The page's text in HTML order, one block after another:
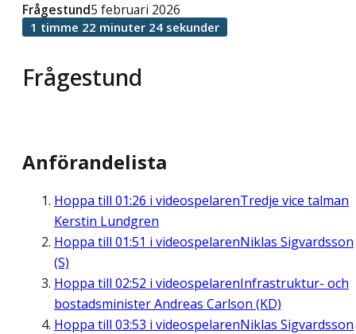
Frågestund
Frågestund5 februari 2026
1 timme 22 minuter 24 sekunder
Anförandelista
Hoppa till 01:26 i videospelarenTredje vice talman
Kerstin Lundgren
Hoppa till 01:51 i videospelarenNiklas Sigvardsson
(S)
Hoppa till 02:52 i videospelarenInfrastruktur- och
bostadsminister Andreas Carlson (KD)
Hoppa till 03:53 i videospelarenNiklas Sigvardsson